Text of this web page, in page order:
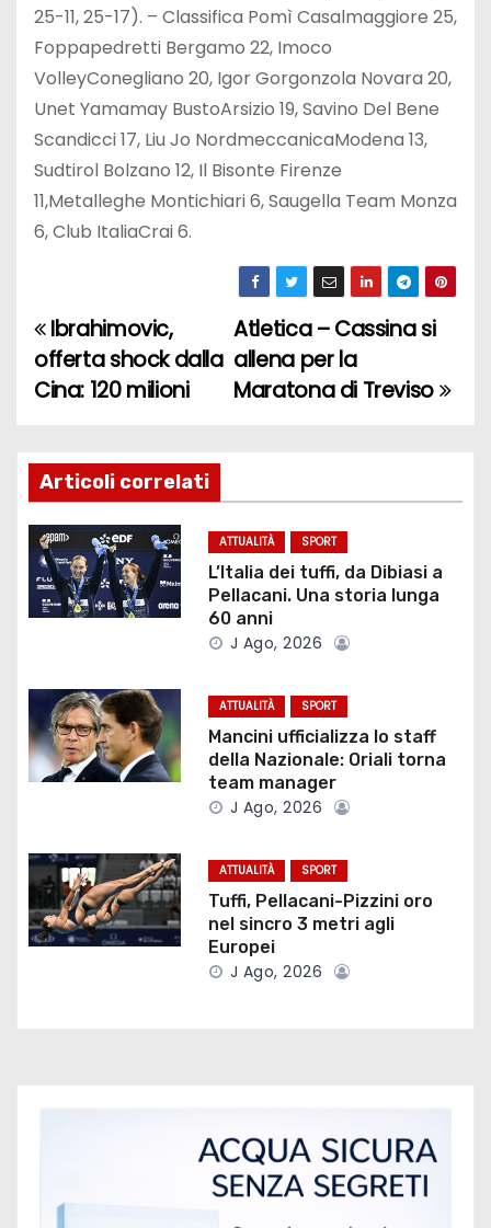
25-11, 25-17). – Classifica Pomì Casalmaggiore 25,
Foppapedretti Bergamo 22, Imoco
VolleyConegliano 20, Igor Gorgonzola Novara 20,
Unet Yamamay BustoArsizio 19, Savino Del Bene
Scandicci 17, Liu Jo NordmeccanicaModena 13,
Sudtirol Bolzano 12, Il Bisonte Firenze
11,Metalleghe Montichiari 6, Saugella Team Monza
6, Club ItaliaCrai 6.
N
a
i
g
a
z
o
n
a
r
t
Atletica – Cassina si
allena per la
Maratona di Treviso
Ibrahimovic,
offerta shock dalla
Cina: 120 milioni
Articoli correlati
ATTUALITÀ SPORT
L’Italia dei tuffi, da Dibiasi a
Pellacani. Una storia lunga
60 anni
J Ago, 2026
ATTUALITÀ SPORT
Mancini ufficializza lo staff
della Nazionale: Oriali torna
team manager
J Ago, 2026
ATTUALITÀ SPORT
Tuffi, Pellacani-Pizzini oro
nel sincro 3 metri agli
Europei
J Ago, 2026